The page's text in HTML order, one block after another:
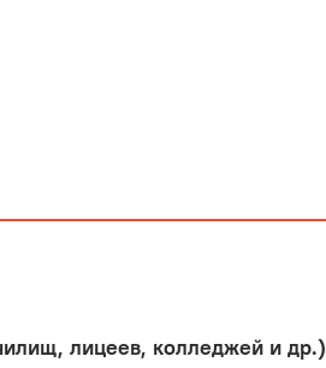
лицеев, колледжей и др.)